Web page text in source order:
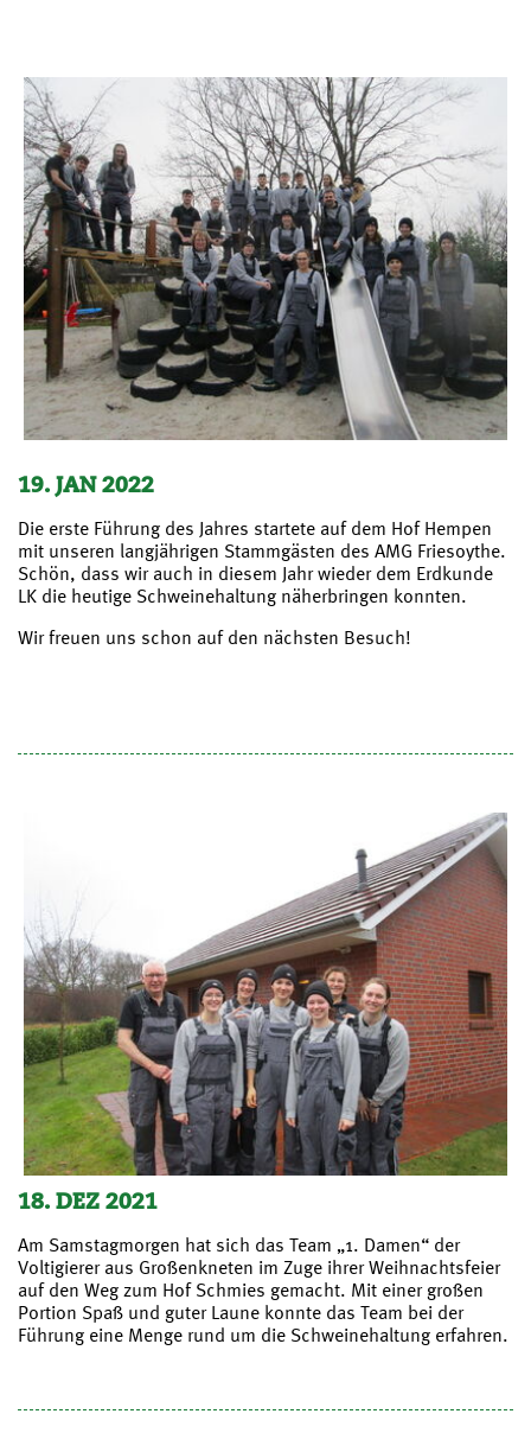
19. JAN 2022
Die erste Führung des Jahres startete auf dem Hof Hempen
mit unseren langjährigen Stammgästen des AMG Friesoythe.
Schön, dass wir auch in diesem Jahr wieder dem Erdkunde
LK die heutige Schweinehaltung näherbringen konnten.
Wir freuen uns schon auf den nächsten Besuch!
18. DEZ 2021
Am Samstagmorgen hat sich das Team „1. Damen“ der
Voltigierer aus Großenkneten im Zuge ihrer Weihnachtsfeier
auf den Weg zum Hof Schmies gemacht. Mit einer großen
Portion Spaß und guter Laune konnte das Team bei der
Führung eine Menge rund um die Schweinehaltung erfahren.